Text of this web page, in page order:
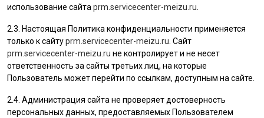
использование сайта prm.servicecenter-meizu.ru
2.3. Настоящая Политика конфиденциальности применяется
только к сайтуprm.servicecenter-meizu.ru . Сайт
prm.servicecenter-meizu.ru не контролирует и не несет
ответственность за сайты третьих лиц, на которые
Пользователь может перейти по ссылкам, доступным на сайте.
2.4. Администрация сайта не проверяет достоверность
персональных данных, предоставляемых Пользователем